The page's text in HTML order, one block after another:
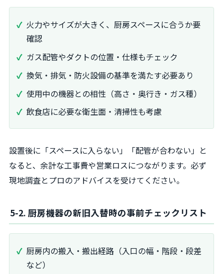
火力やサイズが大きく、厨房スペースに合うか要
確認
ガス配管やダクトの位置・仕様もチェック
換気・排気・防火設備の基準を満たす必要あり
使用中の機器との相性（高さ・奥行き・ガス種）
飲食店に必要な衛生面・清掃性も考慮
設置後に「スペースに入らない」「配管が合わない」と
なると、余計な工事費や営業ロスにつながります。必ず
現地調査とプロのアドバイスを受けてください。
5-2. 厨房機器の新旧入替時の事前チェックリスト
厨房内の搬入・搬出経路（入口の幅・階段・段差
など）